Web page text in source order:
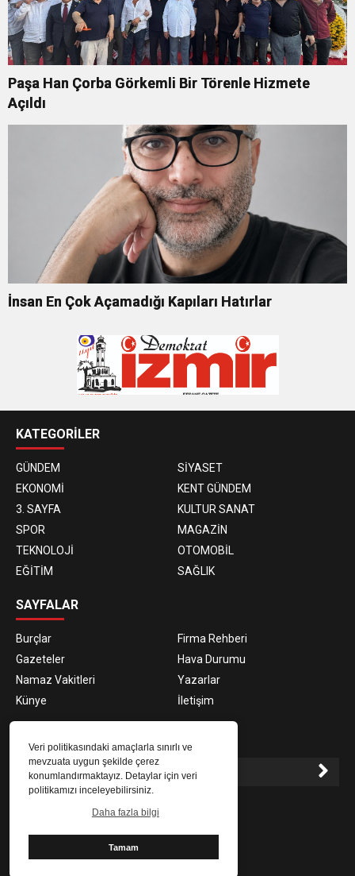
Veri politikasındaki amaçlarla sınırlı ve
mevzuata uygun şekilde çerez
konumlandırmaktayız. Detaylar için veri
politikamızı inceleyebilirsiniz.
Daha fazla bilgi
Tamam
Paşa Han Çorba Görkemli Bir Törenle Hizmete
Açıldı
İnsan En Çok Açamadığı Kapıları Hatırlar
KATEGORİLER
GÜNDEM
SİYASET
EKONOMİ
KENT GÜNDEM
3. SAYFA
KULTUR SANAT
SPOR
MAGAZİN
TEKNOLOJİ
OTOMOBİL
EĞİTİM
SAĞLIK
SAYFALAR
Burçlar
Firma Rehberi
Gazeteler
Hava Durumu
Namaz Vakitleri
Yazarlar
Künye
İletişim